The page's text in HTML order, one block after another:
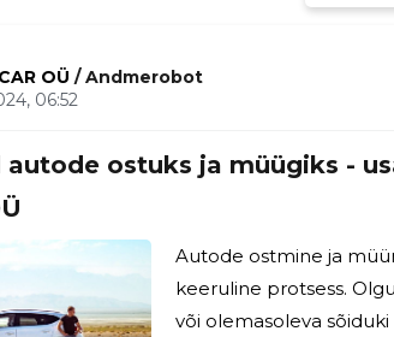
OÜ / Andmerobot
06:52
autode ostuks ja müügiks -
Autode ostmine ja
keeruline protsess.
või olemasoleva